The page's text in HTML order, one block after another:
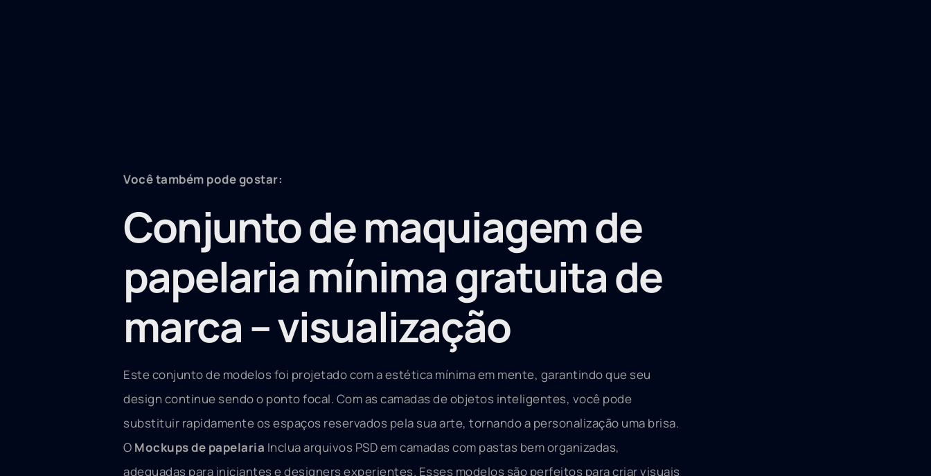
Você também pode gostar:
Conjunto de maquiagem de
papelaria mínima gratuita de
marca – visualização
Este conjunto de modelos foi projetado com a estética mínima em mente, garantindo que seu
design continue sendo o ponto focal. Com as camadas de objetos inteligentes, você pode
substituir rapidamente os espaços reservados pela sua arte, tornando a personalização uma brisa.
O Mockups de papelaria Inclua arquivos PSD em camadas com pastas bem organizadas,
adequadas para iniciantes e designers experientes. Esses modelos são perfeitos para criar visuais